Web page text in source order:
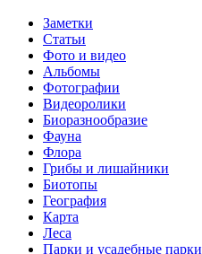
Заметки
Статьи
Фото и видео
Альбомы
Фотографии
Видеоролики
Биоразнообразие
Фауна
Флора
Грибы и лишайники
Биотопы
География
Карта
Леса
Парки и усадебные парки